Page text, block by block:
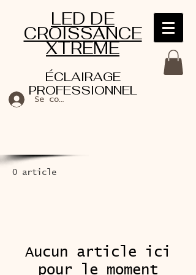
LED DE
CROISSANCE
XTREME
ÉCLAIRAGE
PROFESSIONNEL
Se connecter
0 article
Aucun article ici
pour le moment